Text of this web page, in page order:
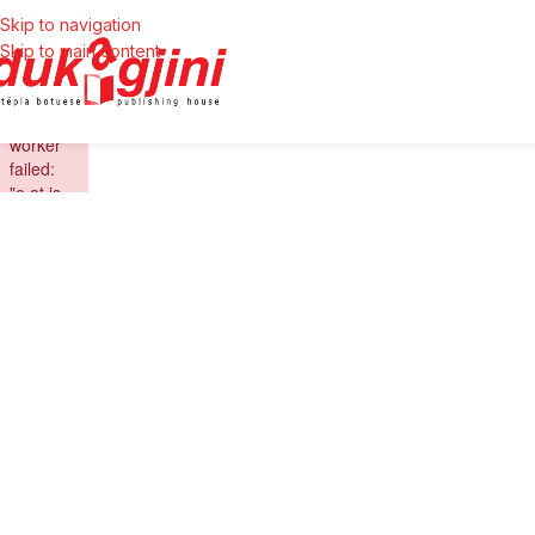
Skip to navigation
Skip to main content